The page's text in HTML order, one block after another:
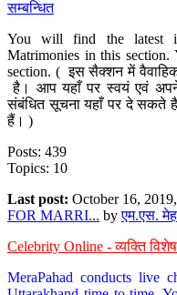
सम्बन्धित
You will find the latest
Matrimonies in this
section. ( इस सैक्शन में वैवाहिक
है। आप यहाँ पर स्वयं एवं
संबंधित सूचना यहाँ पर दे सकते
हैं। )
Posts: 439
Topics: 10
Last post: October 16,
FOR MARRI... byएम.एस.
Celebrity Online - व्यक्ति
MeraPahad conducts live